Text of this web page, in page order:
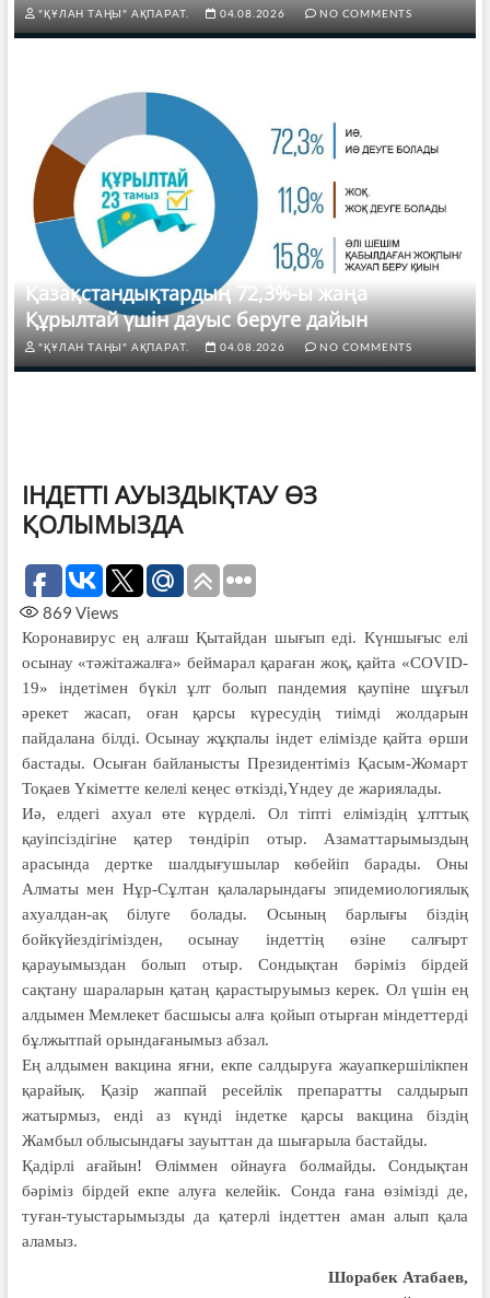
"ҚҰЛАН ТАҢЫ" АҚПАРАТ. 04.08.2026 NO COMMENTS
Қазақстандықтардың 72,3%-ы жаңа
Құрылтай үшін дауыс беруге дайын
"ҚҰЛАН ТАҢЫ" АҚПАРАТ. 04.08.2026 NO COMMENTS
ІНДЕТТІ АУЫЗДЫҚТАУ ӨЗ
ҚОЛЫМЫЗДА
869 Views
Коронавирус ең алғаш Қытайдан шығып еді. Күншығыс елі
осынау «тәжітажалға» беймарал қараған жоқ, қайта «COVID-
19» індетімен бүкіл ұлт болып пандемия қаупіне шұғыл
әрекет жасап, оған қарсы күресудің тиімді жолдарын
пайдалана білді. Осынау жұқпалы індет елімізде қайта өрши
бастады. Осыған байланысты Президентіміз Қасым-Жомарт
Тоқаев Үкіметте келелі кеңес өткізді,Үндеу де жариялады.
Иә, елдегі ахуал өте күрделі. Ол тіпті еліміздің ұлттық
қауіпсіздігіне қатер төндіріп отыр. Азаматтарымыздың
арасында дертке шалдығушылар көбейіп барады. Оны
Алматы мен Нұр-Сұлтан қалаларындағы эпидемиологиялық
ахуалдан-ақ білуге болады. Осының барлығы біздің
бойкүйездігімізден, осынау індеттің өзіне салғырт
қарауымыздан болып отыр. Сондықтан бәріміз бірдей
сақтану шараларын қатаң қарастыруымыз керек. Ол үшін ең
алдымен Мемлекет басшысы алға қойып отырған міндеттерді
бұлжытпай орындағанымыз абзал.
Ең алдымен вакцина яғни, екпе салдыруға жауапкершілікпен
қарайық. Қазір жаппай ресейлік препаратты салдырып
жатырмыз, енді аз күнді індетке қарсы вакцина біздің
Жамбыл облысындағы зауыттан да шығарыла бастайды.
Қадірлі ағайын! Өліммен ойнауға болмайды. Сондықтан
бәріміз бірдей екпе алуға келейік. Сонда ғана өзімізді де,
туған-туыстарымызды да қатерлі індеттен аман алып қала
аламыз.
Шорабек Атабаев,